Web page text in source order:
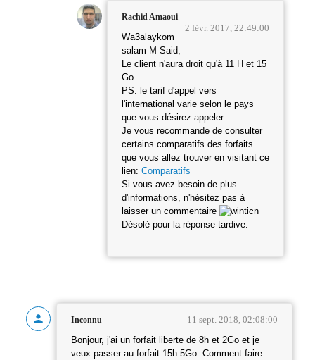
Rachid Amaoui
2 févr. 2017, 22:49:00
Wa3alaykom
salam M Said,
Le client n'aura droit qu'à 11 H et 15
Go.
PS: le tarif d'appel vers
l'international varie selon le pays
que vous désirez appeler.
Je vous recommande de consulter
certains comparatifs des forfaits
que vous allez trouver en visitant ce
lien: Comparatifs
Si vous avez besoin de plus
d'informations, n'hésitez pas à
laisser un commentaire
Désolé pour la réponse tardive.
Inconnu 11 sept. 2018, 02:08:00
Bonjour, j'ai un forfait liberte de 8h et 2Go et je
veux passer au forfait 15h 5Go. Comment faire